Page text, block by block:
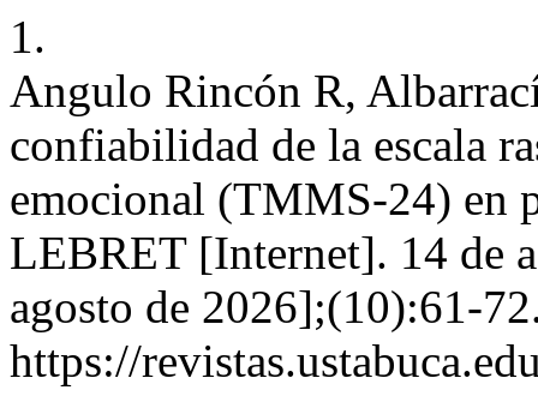
1.
Angulo Rincón R,
confiabilidad de la escala
emocional (TMMS-24) en
LEBRET [Internet]. 14 de
agosto de 2026];(10):61-
https://